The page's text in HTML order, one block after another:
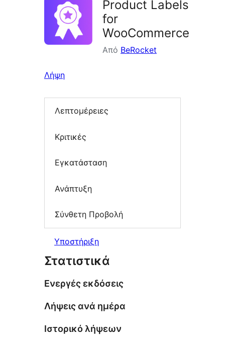
Product Labels
for
WooCommerce
Από BeRocket
Λήψη
Λεπτομέρειες
Κριτικές
Εγκατάσταση
Ανάπτυξη
Σύνθετη Προβολή
Υποστήριξη
Στατιστικά
Ενεργές εκδόσεις
Λήψεις ανά ημέρα
Ιστορικό λήψεων